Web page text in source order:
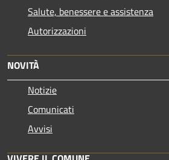
Salute, benessere e assistenza
Autorizzazioni
NOVITÀ
Notizie
Comunicati
Avvisi